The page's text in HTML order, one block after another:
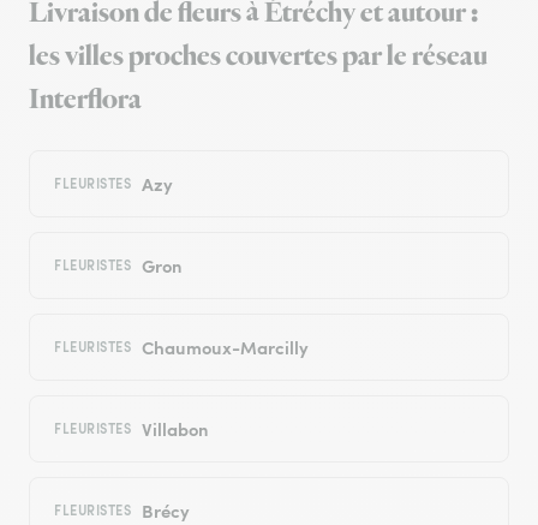
Livraison de fleurs à Étréchy et autour :
les villes proches couvertes par le réseau
Interflora
FLEURISTES Azy
FLEURISTES Gron
FLEURISTES Chaumoux-Marcilly
FLEURISTES Villabon
FLEURISTES Brécy